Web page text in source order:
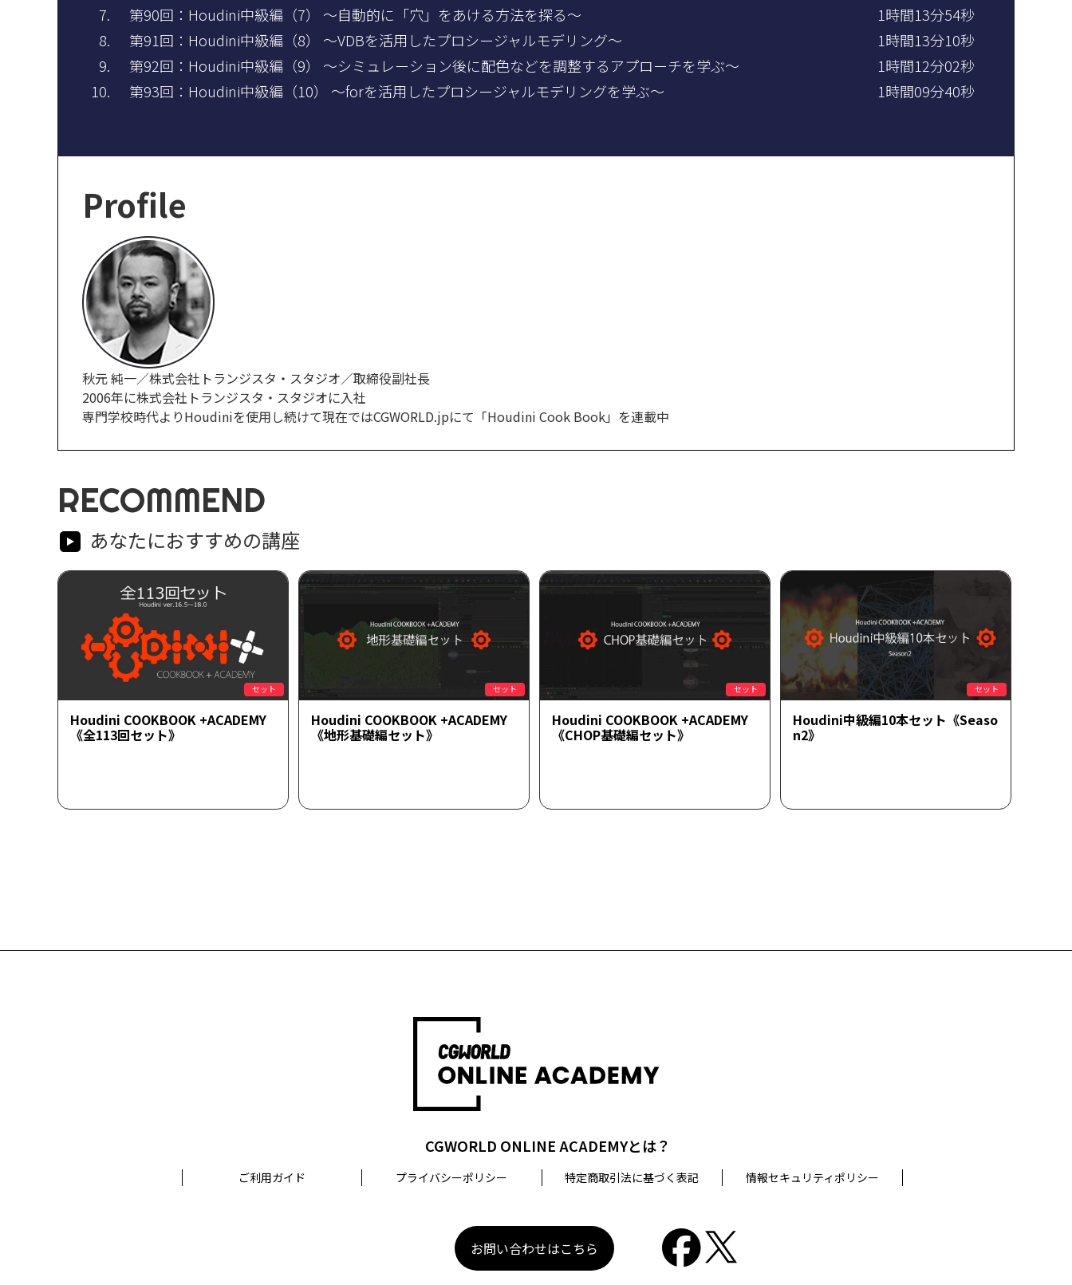
第90回：Houdini中級編（7） ～自動的に「穴」をあける方法を探る～
1時間13分54秒
第91回：Houdini中級編（8） ～VDBを活用したプロシージャルモデリング～
1時間13分10秒
第92回：Houdini中級編（9） ～シミュレーション後に配色などを調整するアプローチを学ぶ～
1時間12分02秒
第93回：Houdini中級編（10） ～forを活用したプロシージャルモデリングを学ぶ～
1時間09分40秒
Profile
秋元 純一／株式会社トランジスタ・スタジオ／取締役副社長
2006年に株式会社トランジスタ・スタジオに入社
専門学校時代よりHoudiniを使用し続けて現在ではCGWORLD.jpにて「Houdini Cook Book」を連載中
RECOMMEND
あなたにおすすめの講座
セット
Houdini COOKBOOK +ACADEMY
《全113回セット》
セット
Houdini COOKBOOK +ACADEMY
《地形基礎編セット》
セット
Houdini COOKBOOK +ACADEMY
《CHOP基礎編セット》
セット
Houdini中級編10本セット《Seaso
n2》
CGWORLD ONLINE ACADEMYとは？
ご利用ガイド プライバシーポリシー 特定商取引法に基づく表記 情報セキュリティポリシー
お問い合わせはこちら